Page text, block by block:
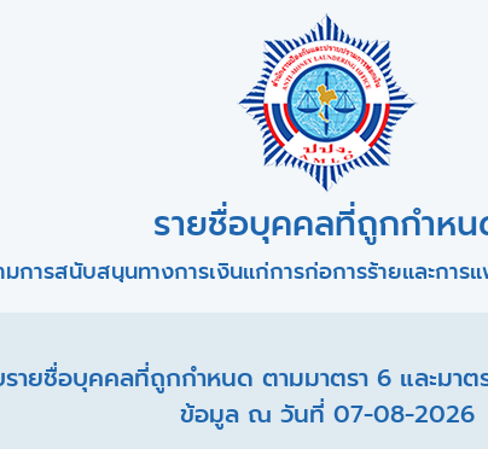
รายชื่อบุคคลที่ถูกกำห
การสนับสนุนทางการเงินแก่การก่อการร้ายและกา
ายชื่อบุคคลที่ถูกกำหนด ตามมาตรา 6 และมาต
ข้อมูล ณ วันที่ 07-08-2026